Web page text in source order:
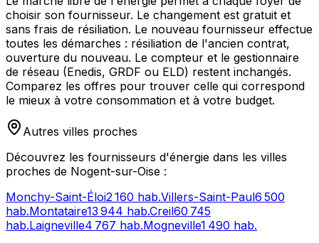
choisir son fournisseur. Le changement est gratuit et
sans frais de résiliation. Le nouveau fournisseur effectue
toutes les démarches : résiliation de l'ancien contrat,
ouverture du nouveau. Le compteur et le gestionnaire
de réseau (Enedis, GRDF ou ELD) restent inchangés.
Comparez les offres pour trouver celle qui correspond
le mieux à votre consommation et à votre budget.
Autres villes proches
Découvrez les fournisseurs d'énergie dans les villes
proches de Nogent-sur-Oise :
Monchy-Saint-Éloi2 160 hab.Villers-Saint-Paul6 500
hab.Montataire13 944 hab.Creil60 745
hab.Laigneville4 767 hab.Mogneville1 490 hab.